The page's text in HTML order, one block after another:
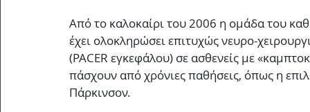
Από το καλοκαίρι του 2006 η ομάδα του
έχει ολοκληρώσει επιτυχώς νευρο-
(PACER εγκεφάλου) σε ασθενείς με
πάσχουν από χρόνιες παθήσεις, όπως η
Πάρκινσον.